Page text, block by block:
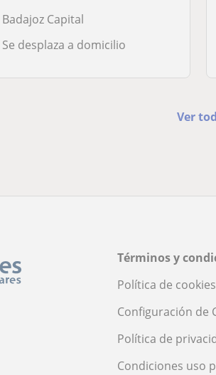
Badajoz Capital
Se desplaza a domicilio
Ver
Términos y
Política de cookies
Configuración de
Política de
Condiciones uso